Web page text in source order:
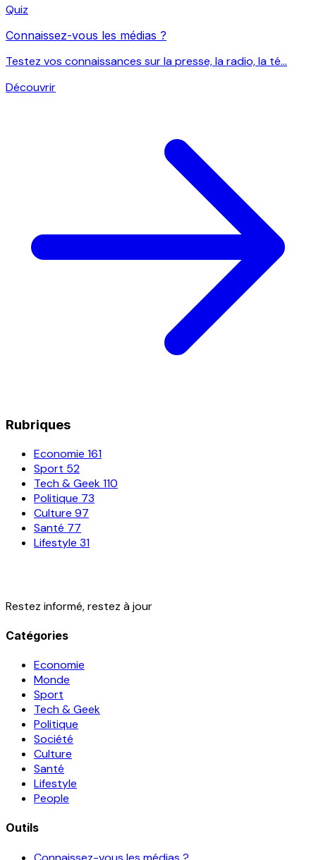
Quiz
Connaissez-vous les médias ?
Testez vos connaissances sur la presse, la radio, la té...
Découvrir
Rubriques
Economie 161
Sport 52
Tech & Geek110
Politique 73
Culture 97
Santé 77
Lifestyle 31
Restez informé, restez à jour
Catégories
Economie
Monde
Sport
Tech & Geek
Politique
Société
Culture
Santé
Lifestyle
People
Outils